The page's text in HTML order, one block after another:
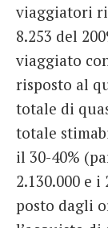
viaggiatori
8.253 del
viaggiato
risposto al
totale di
totale
il 30-40%
2.130.000 e
posto dagli